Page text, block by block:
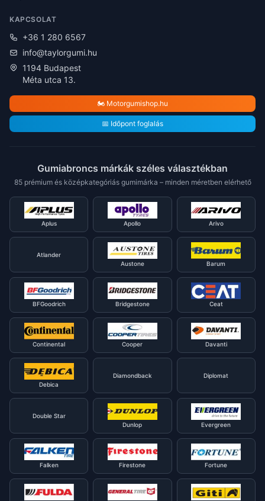
KAPCSOLAT
+36 1 280 6567
info@taylorgumi.hu
1194 Budapest
Méta utca 13.
🏍️ Motorgumishop.hu
📅 Időpont foglalás
Gumiabroncs márkák széles választékban
85 prémium és középkategóriás gumimárka – minden méretben elérhető
Aplus Apollo Arivo
Atlander
Austone
Barum
BFGoodrich Bridgestone Ceat
Continental Cooper Davanti
Debica
Diamondback Diplomat
Double Star
Dunlop
Evergreen
Falken Firestone Fortune